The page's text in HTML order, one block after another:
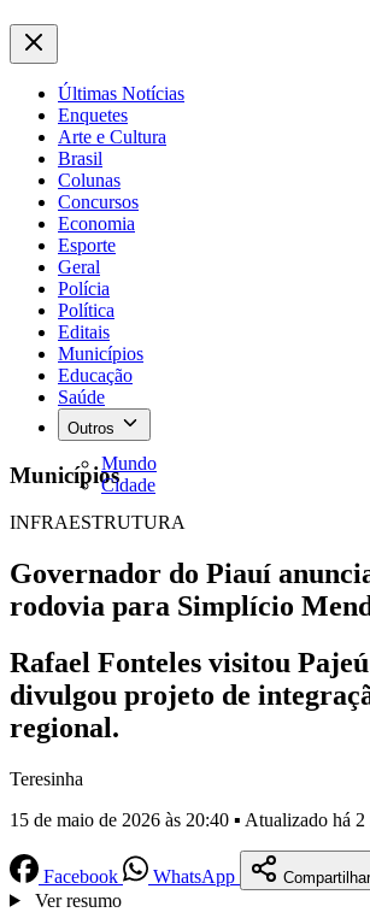
Últimas Notícias
Enquetes
Arte e Cultura
Brasil
Colunas
Concursos
Economia
Esporte
Geral
Polícia
Política
Editais
Municípios
Educação
Saúde
Outros
Mundo
Cidade
Municípios
INFRAESTRUTURA
Governador do Piauí
rodovia para Simplício
Rafael Fonteles visitou
divulgou projeto de
regional.
Teresinha
15 de maio de 2026 às 20:40 ▪ Atualizado há 2
Facebook WhatsApp Compartilhar
Ver resumo